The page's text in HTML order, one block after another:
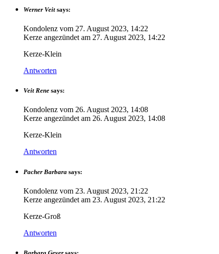
Werner Veit says:
Kondolenz vom 27. August 2023, 14:22
Kerze angezündet am 27. August 2023, 14:22
Kerze-Klein
Antworten
Veit Rene says:
Kondolenz vom 26. August 2023, 14:08
Kerze angezündet am 26. August 2023, 14:08
Kerze-Klein
Antworten
Pacher Barbara says:
Kondolenz vom 23. August 2023, 21:22
Kerze angezündet am 23. August 2023, 21:22
Kerze-Groß
Antworten